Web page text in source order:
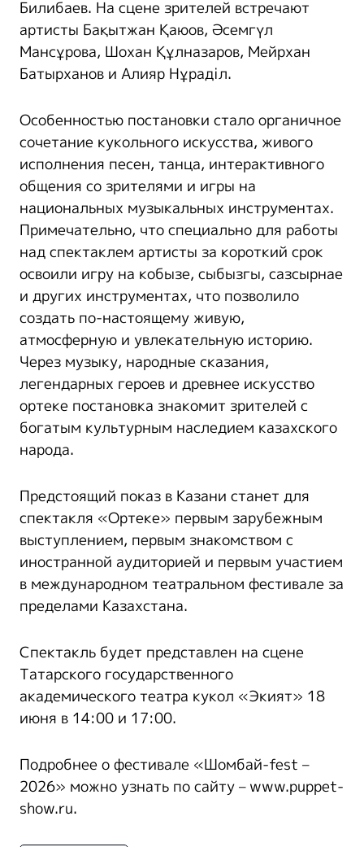
Билибаев. На сцене зрителей встречают
артисты Бақытжан Қаюов, Әсемгүл
Мансұрова, Шохан Құлназаров, Мейрхан
Батырханов и Алияр Нұраділ.
Особенностью постановки стало органичное
сочетание кукольного искусства, живого
исполнения песен, танца, интерактивного
общения со зрителями и игры на
национальных музыкальных инструментах.
Примечательно, что специально для работы
над спектаклем артисты за короткий срок
освоили игру на кобызе, сыбызгы, сазсырнае
и других инструментах, что позволило
создать по-настоящему живую,
атмосферную и увлекательную историю.
Через музыку, народные сказания,
легендарных героев и древнее искусство
ортеке постановка знакомит зрителей с
богатым культурным наследием казахского
народа.
Предстоящий показ в Казани станет для
спектакля «Ортеке» первым зарубежным
выступлением, первым знакомством с
иностранной аудиторией и первым участием
в международном театральном фестивале за
пределами Казахстана.
Спектакль будет представлен на сцене
Татарского государственного
академического театра кукол «Экият» 18
июня в 14:00 и 17:00.
Подробнее о фестивале «Шомбай-fest –
2026» можно узнать по сайту – www.puppet-
show.ru.